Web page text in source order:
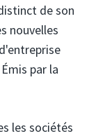
de son
nouvelles
Émis par la
les sociétés